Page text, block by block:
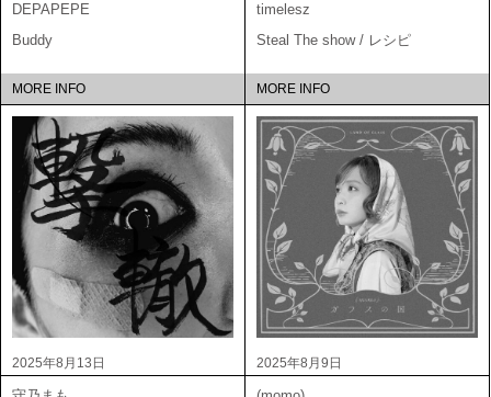
DEPAPEPE
Buddy
MORE INFO
timelesz
Steal The show / レシピ
MORE INFO
2025年8月13日 2025年8月9日